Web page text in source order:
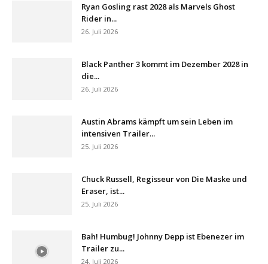
Ryan Gosling rast 2028 als Marvels Ghost
Rider in...
26. Juli 2026
Black Panther 3 kommt im Dezember 2028 in
die...
26. Juli 2026
Austin Abrams kämpft um sein Leben im
intensiven Trailer...
25. Juli 2026
Chuck Russell, Regisseur von Die Maske und
Eraser, ist...
25. Juli 2026
Bah! Humbug! Johnny Depp ist Ebenezer im
Trailer zu...
24. Juli 2026